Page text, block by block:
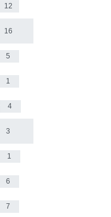
12
16
5
1
4
3
1
6
7